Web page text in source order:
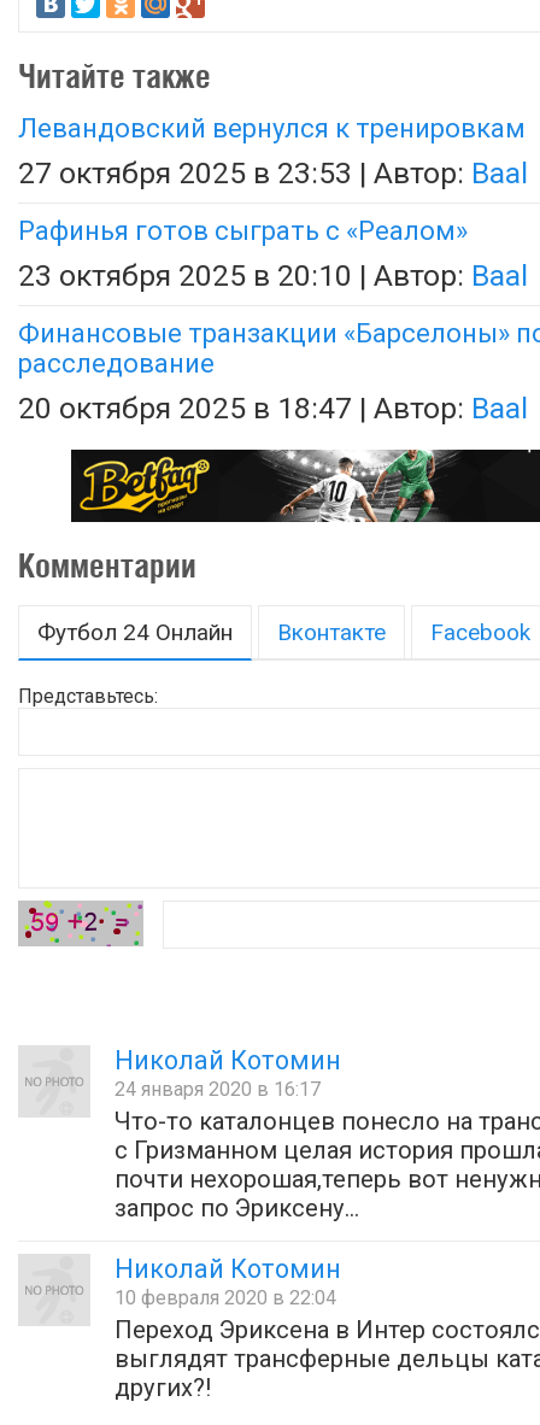
Читайте также
Левандовский вернулся к тренировкам
27 октября 2025 в 23:53 | Автор: Baal
Рафинья готов сыграть с «Реалом»
23 октября 2025 в 20:10 | Автор: Baal
Финансовые транзакции «Барселоны»
расследование
20 октября 2025 в 18:47 | Автор: Baal
Комментарии
Футбол 24 Онлайн Вконтакте Facebook
Представьтесь:
Николай Котомин
24 января 2020 в 16:17
Что-то каталонцев понесло на
с Гризманном целая история
почти нехорошая,теперь вот
запрос по Эриксену...
Николай Котомин
10 февраля 2020 в 22:04
Переход Эриксена в Интер
выглядят трансферные дельцы
других?!